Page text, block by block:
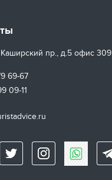
Каширский пр., д.5 офис 309
69-67
09-11